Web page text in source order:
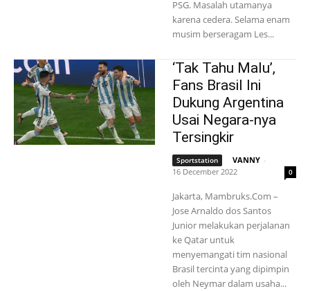
PSG. Masalah utamanya
karena cedera. Selama enam
musim berseragam Les...
‘Tak Tahu Malu’,
Fans Brasil Ini
Dukung Argentina
Usai Negara-nya
Tersingkir
Sportstation VANNY -
16 December 2022
0
Jakarta, Mambruks.Com –
Jose Arnaldo dos Santos
Junior melakukan perjalanan
ke Qatar untuk
menyemangati tim nasional
Brasil tercinta yang dipimpin
oleh Neymar dalam usaha...